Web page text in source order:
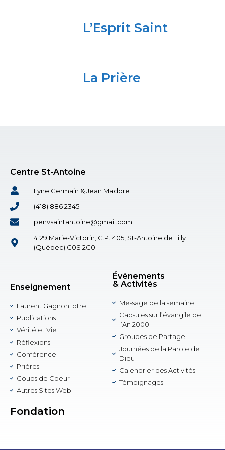
L’Esprit Saint
La Prière
Centre St-Antoine
Lyne Germain & Jean Madore
(418) 886 2345
penvsaintantoine@gmail.com
4129 Marie-Victorin, C.P. 405, St-Antoine de Tilly
(Québec) G0S 2C0
Enseignement
Laurent Gagnon, ptre
Publications
Vérité et Vie
Réflexions
Conférence
Prières
Coups de Coeur
Autres Sites Web
Événements
& Activités
Message de la semaine
Capsules sur l’évangile de
l’An 2000
Groupes de Partage
Journées de la Parole de
Dieu
Calendrier des Activités
Témoignages
Fondation